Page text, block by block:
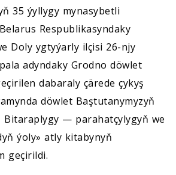
35 ýyllygy mynasybetli
Respublikasyndaky
Doly ygtyýarly ilçisi 26-njy
adyndaky Grodno döwlet
dabaraly çärede çykyş
döwlet Baştutanymyzyň
Bitaraplygy — parahatçylygyň we
ýoly» atly kitabynyň
geçirildi.